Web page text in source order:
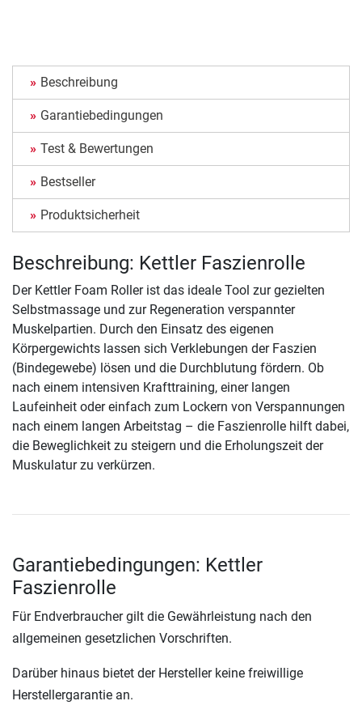
Beschreibung
Garantiebedingungen
Test & Bewertungen
Bestseller
Produktsicherheit
Beschreibung: Kettler Faszienrolle
Der Kettler Foam Roller ist das ideale Tool zur gezielten
Selbstmassage und zur Regeneration verspannter
Muskelpartien. Durch den Einsatz des eigenen
Körpergewichts lassen sich Verklebungen der Faszien
(Bindegewebe) lösen und die Durchblutung fördern. Ob
nach einem intensiven Krafttraining, einer langen
Laufeinheit oder einfach zum Lockern von Verspannungen
nach einem langen Arbeitstag – die Faszienrolle hilft dabei,
die Beweglichkeit zu steigern und die Erholungszeit der
Muskulatur zu verkürzen.
Garantiebedingungen: Kettler
Faszienrolle
Für Endverbraucher gilt die Gewährleistung nach den
allgemeinen gesetzlichen Vorschriften.
Darüber hinaus bietet der Hersteller keine freiwillige
Herstellergarantie an.